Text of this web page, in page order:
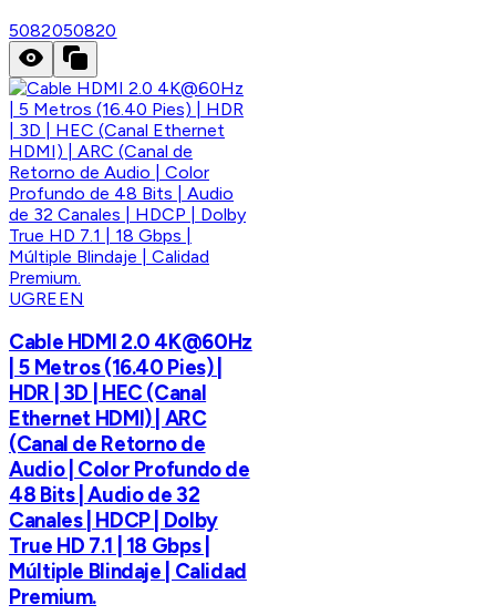
5082050820
UGREEN
Cable HDMI 2.0 4K@60Hz
| 5 Metros (16.40 Pies) |
HDR | 3D | HEC (Canal
Ethernet HDMI) | ARC
(Canal de Retorno de
Audio | Color Profundo de
48 Bits | Audio de 32
Canales | HDCP | Dolby
True HD 7.1 | 18 Gbps |
Múltiple Blindaje | Calidad
Premium.